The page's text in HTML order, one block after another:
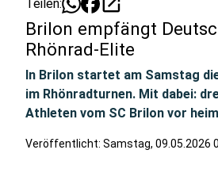
Teilen:
Brilon empfängt
Rhönrad-Elite
In Brilon startet am Samstag
im Rhönradturnen. Mit dabei:
Athleten vom SC Brilon vor
Veröffentlicht: Samstag, 09.05.2026